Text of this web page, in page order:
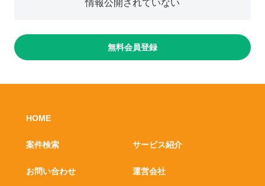
情報公開されていない
無料会員登録
HOME
案件検索 サービス紹介
運営会社
お問い合わせ